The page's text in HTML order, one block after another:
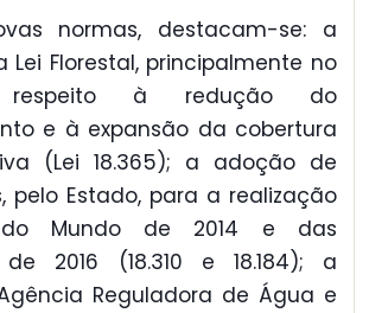
normas, destacam-se: a
Florestal, principalmente no
à redução do
e à expansão da cobertura
(Lei 18.365); a adoção de
pelo Estado, para a realização
Mundo de 2014 e das
2016 (18.310 e 18.184); a
Reguladora de Água e